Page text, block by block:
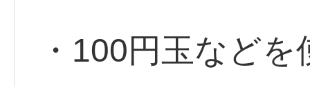
・100円玉など